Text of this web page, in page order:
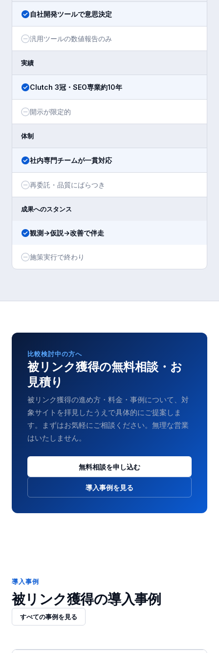
自社開発ツールで意思決定
汎用ツールの数値報告のみ
実績
Clutch 3冠・SEO専業約10年
開示が限定的
体制
社内専門チームが一貫対応
再委託・品質にばらつき
成果へのスタンス
観測→仮説→改善で伴走
施策実行で終わり
比較検討中の方へ
被リンク獲得の無料相談・お
見積り
被リンク獲得の進め方・料金・事例について、対
象サイトを拝見したうえで具体的にご提案しま
す。まずはお気軽にご相談ください。無理な営業
はいたしません。
無料相談を申し込む
導入事例を見る
導入事例
被リンク獲得の導入事例
すべての事例を見る